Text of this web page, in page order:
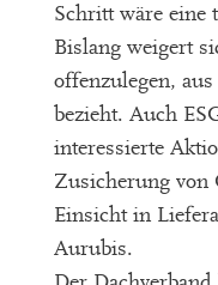
Schritt wäre eine
Bislang weigert
offenzulegen,
bezieht. Auch
interessierte
Zusicherung von
Einsicht in
Aurubis.